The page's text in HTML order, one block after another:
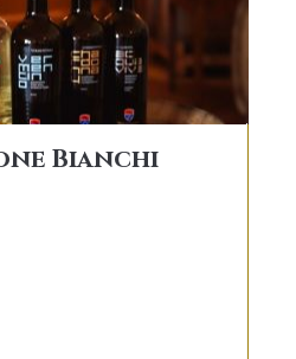
Bianchi